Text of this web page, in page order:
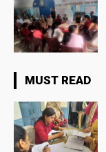
MUST READ